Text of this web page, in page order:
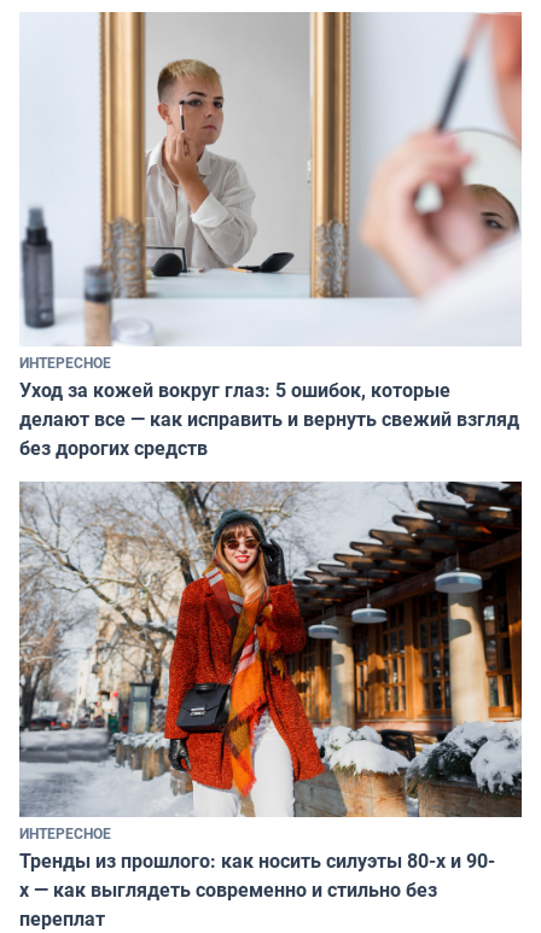
ИНТЕРЕСНОЕ
Уход за кожей вокруг глаз: 5 ошибок, которые
делают все — как исправить и вернуть свежий взгляд
без дорогих средств
ИНТЕРЕСНОЕ
Тренды из прошлого: как носить силуэты 80-х и 90-
х — как выглядеть современно и стильно без
переплат